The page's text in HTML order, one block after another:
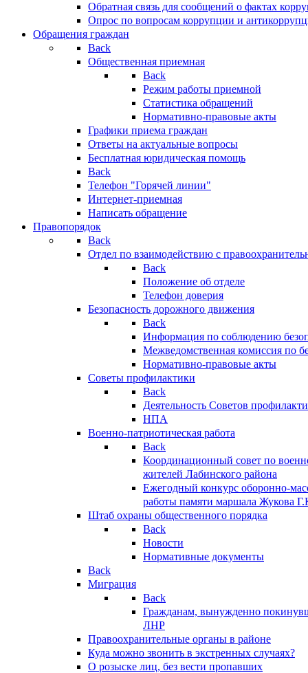
Обратная связь для сообщений о фактах
Опрос по вопросам коррупции и
Обращения граждан
Back
Общественная приемная
Back
Режим работы приемной
Статистика обращений
Нормативно-правовые акты
Графики приема граждан
Ответы на актуальные вопросы
Бесплатная юридическая помощь
Back
Телефон "Горячей линии"
Интернет-приемная
Написать обращение
Правопорядок
Back
Отдел по взаимодействию с
Back
Положение об отделе
Телефон доверия
Безопасность дорожного движения
Back
Информация по соблюдению
Межведомственная комиссия по
Нормативно-правовые акты
Советы профилактики
Back
Деятельность Советов
НПА
Военно-патриотическая работа
Back
Координационный совет по
жителей Лабинского района
Ежегодный конкурс оборонно-
работы памяти маршала Жукова
Штаб охраны общественного порядка
Back
Новости
Нормативные документы
Back
Миграция
Back
Гражданам, вынужденно
ЛНР
Правоохранительные органы в районе
Куда можно звонить в экстренных случаях?
О розыске лиц, без вести пропавших